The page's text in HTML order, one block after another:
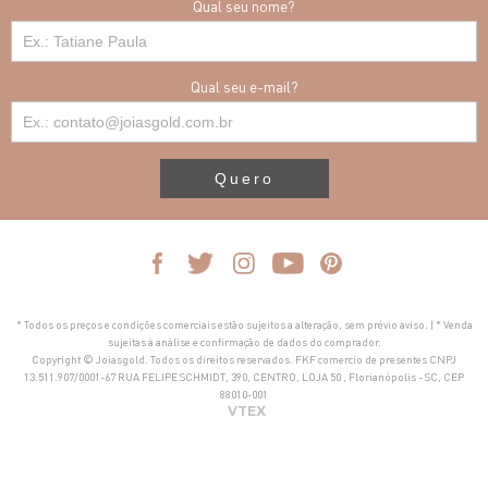
Qual seu nome?
Qual seu e-mail?
Quero
* Todos os preços e condições comerciais estão sujeitos a alteração, sem prévio aviso. | * Venda
sujeitas à análise e confirmação de dados do comprador.
Copyright © Joiasgold. Todos os direitos reservados. FKF comercio de presentes CNPJ
13.511.907/0001-67 RUA FELIPE SCHMIDT, 390, CENTRO, LOJA 50 , Florianópolis - SC, CEP
88010-001
VTEX